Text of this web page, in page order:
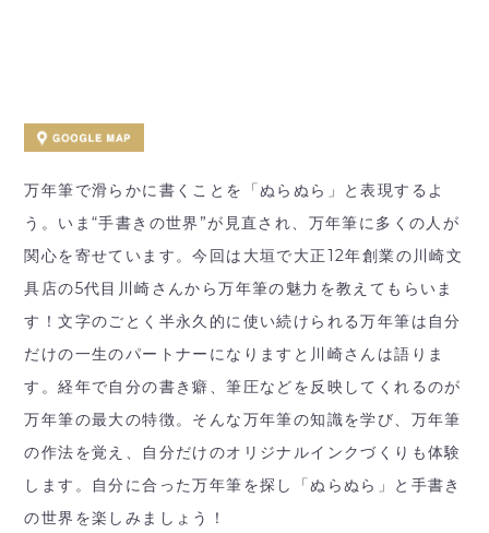
万年筆で滑らかに書くことを「ぬらぬら」と表現するよ
う。いま“手書きの世界”が見直され、万年筆に多くの人が
関心を寄せています。今回は大垣で大正12年創業の川崎文
具店の5代目川崎さんから万年筆の魅力を教えてもらいま
す！文字のごとく半永久的に使い続けられる万年筆は自分
だけの一生のパートナーになりますと川崎さんは語りま
す。経年で自分の書き癖、筆圧などを反映してくれるのが
万年筆の最大の特徴。そんな万年筆の知識を学び、万年筆
の作法を覚え、自分だけのオリジナルインクづくりも体験
します。自分に合った万年筆を探し「ぬらぬら」と手書き
の世界を楽しみましょう！